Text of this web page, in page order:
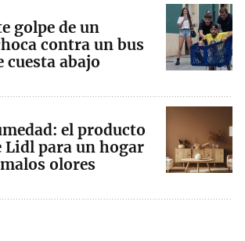
golpe de un
contra un bus
cuesta abajo
el producto
para un hogar
olores